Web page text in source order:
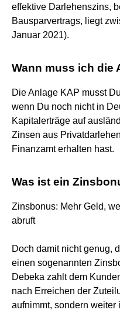
effektive Darlehenszins,
Bausparvertrags, liegt
Januar 2021).
Wann muss ich die
Die Anlage KAP musst
wenn Du noch nicht in
Kapitalerträge auf
Zinsen aus
Finanzamt erhalten hast.
Was ist ein
Zinsbonus: Mehr Geld,
abruft
Doch damit nicht genug,
einen sogenannten
Debeka zahlt dem
nach Erreichen der
aufnimmt, sondern weiter